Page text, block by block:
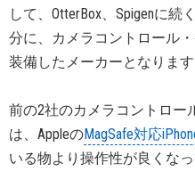
して、OtterBox、Spigenに
分に、カメラコントロール
装備したメーカーとなります
前の2社のカメラコントロー
は、AppleのMagSafe対応
いる物より操作性が良くなっ